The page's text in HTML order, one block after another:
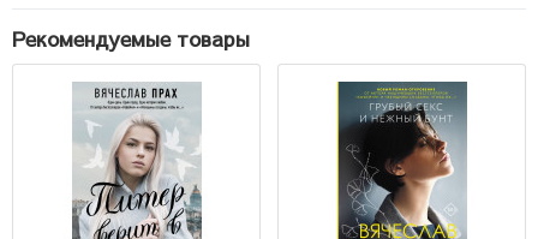
Рекомендуемые товары